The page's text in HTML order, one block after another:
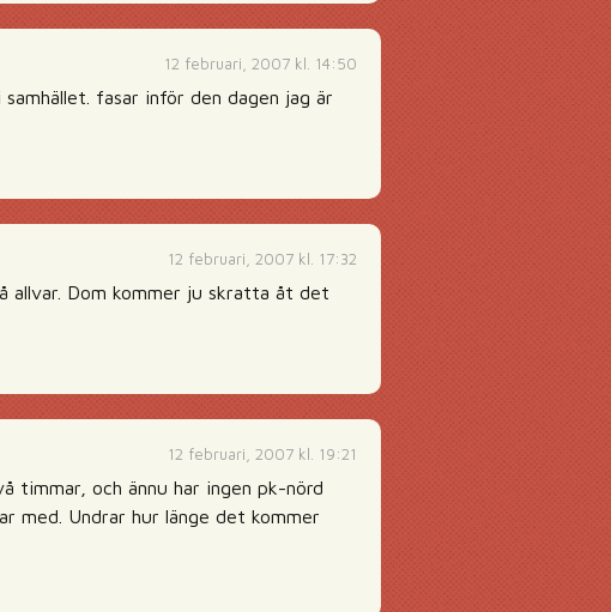
12 februari, 2007 kl. 14:50
fasar inför den dagen jag är
12 februari, 2007 kl. 17:32
allvar. Dom kommer ju skratta åt det
12 februari, 2007 kl. 19:21
timmar, och ännu har ingen pk-nörd
Undrar hur länge det kommer